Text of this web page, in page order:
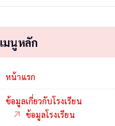
เมนูหลัก
หน้าแรก
ข้อมูลเกี่ยวกับโรงเรียน
ข้อมูลโรงเรียน